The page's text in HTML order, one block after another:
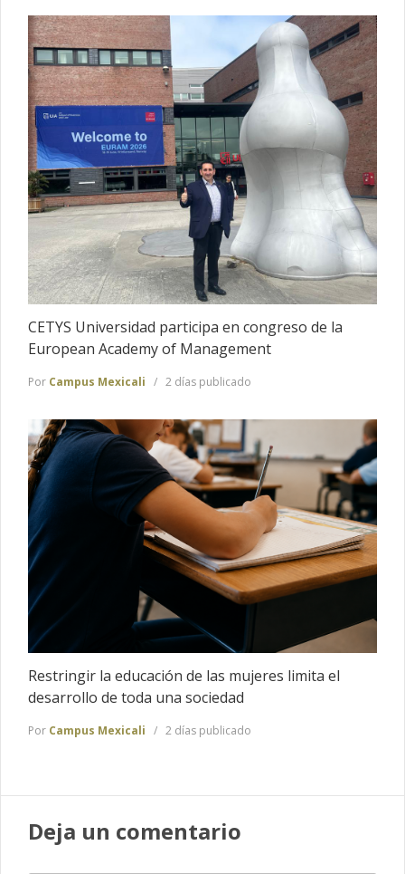
CETYS Universidad participa en congreso de la
European Academy of Management
Por Campus Mexicali 2 días publicado
Restringir la educación de las mujeres limita el
desarrollo de toda una sociedad
Por Campus Mexicali 2 días publicado
Deja un comentario